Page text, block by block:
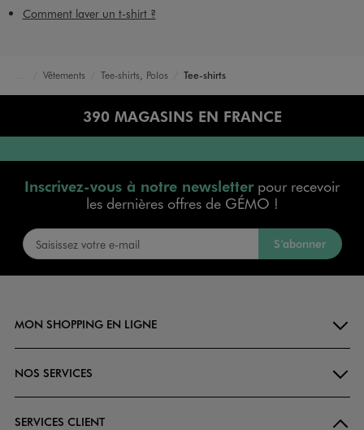
Comment laver un t-shirt ?
Vêtements Tee-shirts, Polos Tee-shirts
390 MAGASINS EN FRANCE
Inscrivez-vous à notre newsletterpour recevoir
les dernières offres de GÉMO !
S’abonner
MON SHOPPING EN LIGNE
NOS SERVICES
SERVICES CLIENT